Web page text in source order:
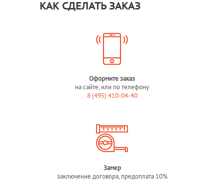
КАК СДЕЛАТЬ ЗАКАЗ
Оформите заказ
на сайте, или по телефону
8 (495) 410-04-40
Замер
заключение договора, предоплата 10%